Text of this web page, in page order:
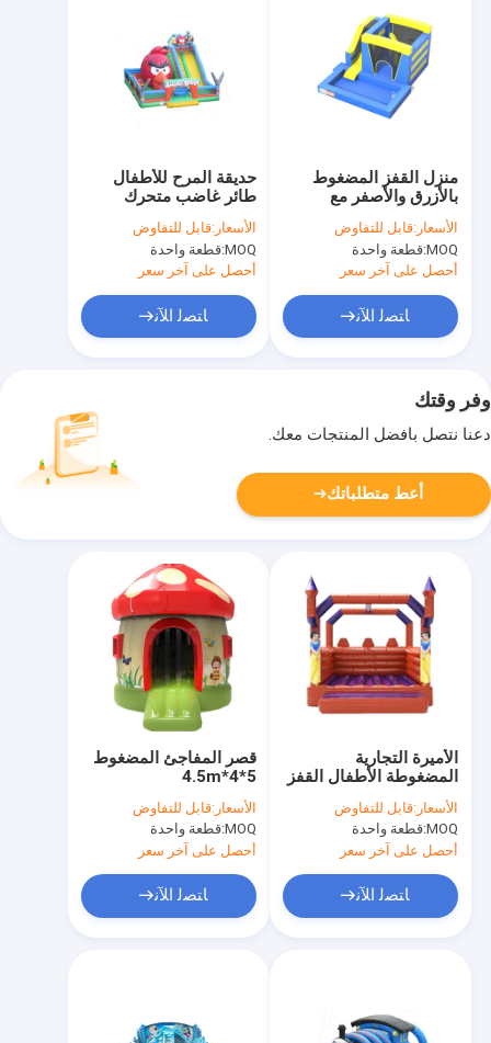
حديقة المرح للأطفال
طائر غاضب متحرك
للحيوانات للإيجار
الأسعار:قابل للتفاوض
MOQ: قطعة واحدة
أحصل على آخر سعر
ﺎﺘﺼﻟ ﺍﻶﻧ
منزل القفز المضغوط
بالأزرق والأصفر مع
المنحدرات والبركة
الأسعار:قابل للتفاوض
MOQ: قطعة واحدة
أحصل على آخر سعر
ﺎﺘﺼﻟ ﺍﻶﻧ
وفر وقتك
دعنا نتصل بأفضل المنتجات معك.
أعط متطلباتك
قصر المفاجئ المضغوط
5*4*4.5m
الأسعار:قابل للتفاوض
MOQ: قطعة واحدة
أحصل على آخر سعر
ﺎﺘﺼﻟ ﺍﻶﻧ
الأميرة التجارية
المضغوطة الأطفال القفز
قلعة ملعب
الأسعار:قابل للتفاوض
MOQ: قطعة واحدة
أحصل على آخر سعر
ﺎﺘﺼﻟ ﺍﻶﻧ